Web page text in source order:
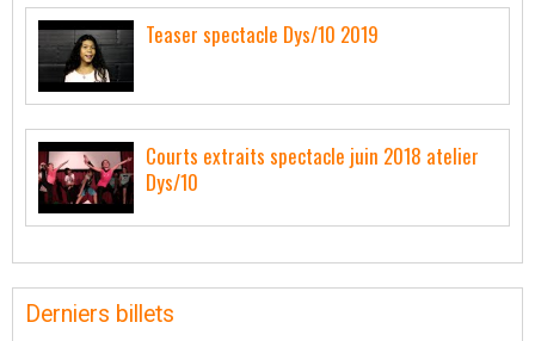
Teaser spectacle Dys/10 2019
Courts extraits spectacle juin 2018 atelier
Dys/10
Derniers billets